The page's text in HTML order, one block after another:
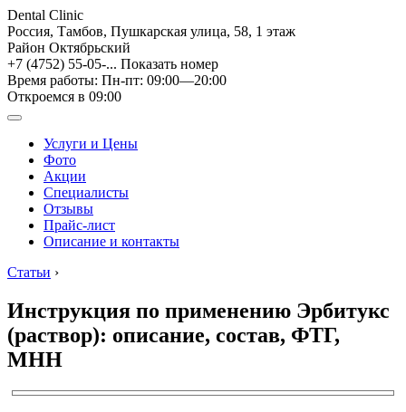
Dental Clinic
Россия, Тамбов, Пушкарская улица, 58, 1 этаж
Район Октябрьский
+7 (4752) 55-05-... Показать номер
Время работы: Пн-пт: 09:00—20:00
Откроемся в 09:00
Услуги и Цены
Фото
Акции
Специалисты
Отзывы
Прайс-лист
Описание и контакты
Статьи ›
Инструкция по применению Эрбитукс
(раствор): описание, состав, ФТГ,
МНН